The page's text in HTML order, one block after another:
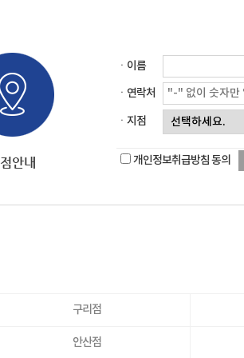
ㆍ이름
ㆍ연락처
ㆍ지점
개인정보취급방침 동의
구리점
안산점